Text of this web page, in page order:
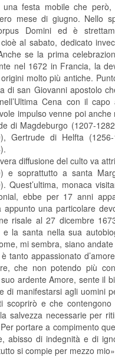
festa mobile che però,
mese di giugno. Nello
Domini ed è
al sabato, dedicato
se la prima
nel 1672 in Francia, la
molto più antiche.
di san Giovanni apostolo
Cena con il
impulso venne poi
di Magdeburgo (1207-
Gertrude di Helfta
diffusione del culto va
e soprattutto a santa
Quest’ultima, monaca
ebbe per 17 anni
appunto una particolare
risale al 27 dicembre
e la santa nella sua
mi sembra, siano
tanto appassionato
che non potendo più
ardente Amore, sente il
di manifestarsi agli uomini
scoprirò e che
salvezza necessarie per
portare a compimento
abisso di indegnità e di
si compie per mezzo